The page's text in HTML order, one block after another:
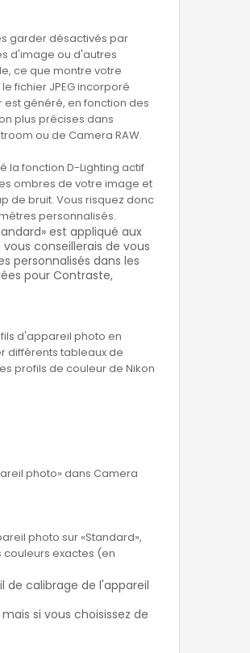
garder désactivés par
d'image ou d'autres
ce que montre votre
fichier JPEG incorporé
est généré, en fonction des
plus précises dans
ou de Camera RAW.
la fonction D-Lighting actif
ombres de votre image et
de bruit. Vous risquez donc
personnalisés.
est appliqué aux
conseillerais de vous
personnalisés dans les
pour Contraste,
d'appareil photo en
différents tableaux de
profils de couleur de Nikon
photo» dans Camera
photo sur «Standard»,
exactes (en
de calibrage de l'appareil
si vous choisissez de